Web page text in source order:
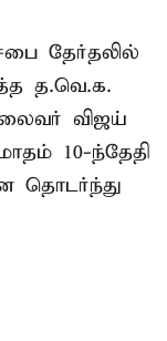
தேர்தலில்
த.வெ.க.
விஜய்
10-ந்தேதி
தொடர்ந்து